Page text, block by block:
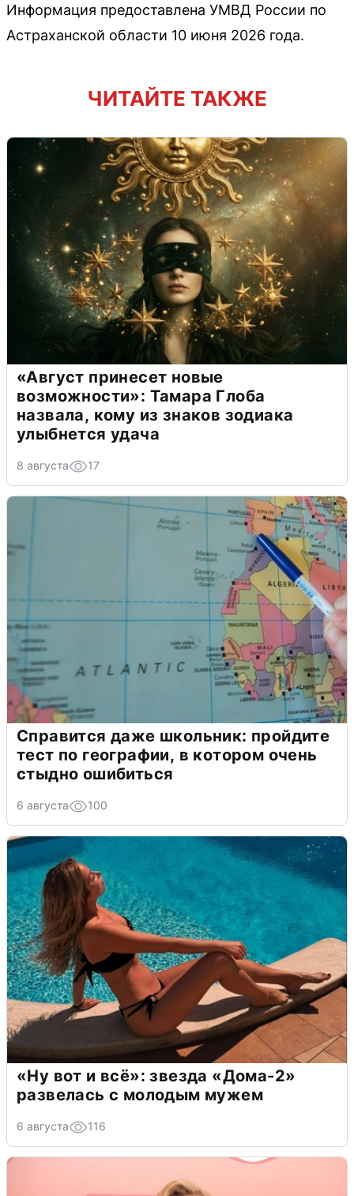
Информация предоставлена УМВД России по
Астраханской области 10 июня 2026 года.
ЧИТАЙТЕ ТАКЖЕ
«Август принесет новые
возможности»: Тамара Глоба
назвала, кому из знаков зодиака
улыбнется удача
8 августа 17
Справится даже школьник: пройдите
тест по географии, в котором очень
стыдно ошибиться
6 августа 100
«Ну вот и всё»: звезда «Дома-2»
развелась с молодым мужем
6 августа 116